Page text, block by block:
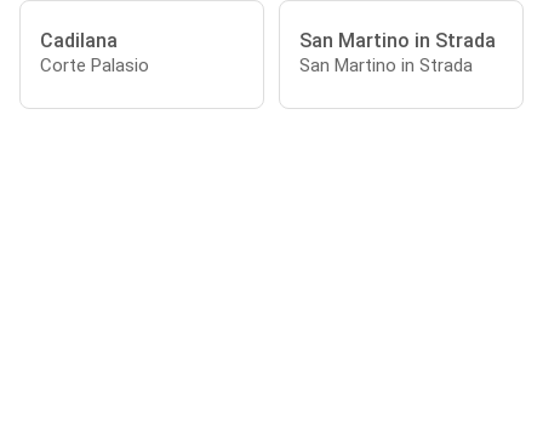
Cadilana
Corte Palasio
San Martino in Strada
San Martino in Strada